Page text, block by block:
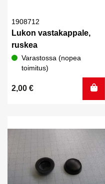
1908712
Lukon vastakappale,
ruskea
Varastossa (nopea
toimitus)
2,00 €